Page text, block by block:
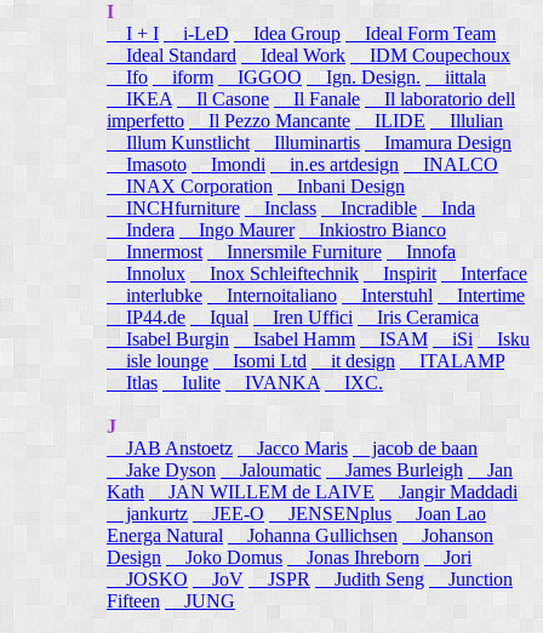
I
I + I
i-LeD Idea Group
Ideal Form Team
Ideal Standard
Ideal Work
IDM Coupechoux
Ifo
iform IGGOO Ign. Design.
iittala
IKEA
Il Casone Il Fanale
Il laboratorio dell
imperfetto
Il Pezzo Mancante ILIDE
Illulian
Illum Kunstlicht
Illuminartis
Imamura Design
Imasoto
Imondi in.es artdesign
INALCO
INAX Corporation
Inbani Design
INCHfurniture
Inclass Incradible
Inda
Indera
Ingo Maurer
Inkiostro Bianco
Innermost
Innersmile Furniture
Innofa
Innolux
Inox Schleiftechnik Inspirit
Interface
interlubke
Internoitaliano Interstuhl
Intertime
IP44.de
Iqual Iren Uffici
Iris Ceramica
Isabel Burgin
Isabel Hamm ISAM iSi Isku
isle lounge
Isomi Ltd it design
ITALAMP
Itlas
Iulite IVANKA IXC.
J
JAB Anstoetz
Jacco Maris
jacob de baan
Jake Dyson
Jaloumatic James Burleigh
Jan
Kath
JAN WILLEM de LAIVE
Jangir Maddadi
jankurtz JEE-O JENSENplus
Joan Lao
Energa Natural
Johanna Gullichsen
Johanson
Design
Joko Domus Jonas Ihreborn
Jori
JOSKO
JoV JSPR Judith Seng
Junction
Fifteen
JUNG